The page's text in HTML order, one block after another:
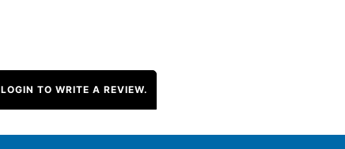
LOGIN TO WRITE A REVIEW.